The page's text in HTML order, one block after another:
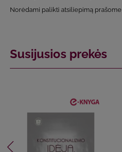
Norėdami palikti atsiliepimą prašome
Susijusios prekės